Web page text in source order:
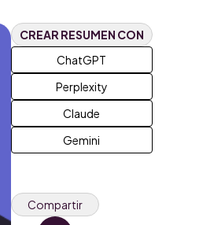
Colombia y
México 2026
CREAR RESUMEN CON
ChatGPT
Perplexity
Claude
Gemini
Compartir